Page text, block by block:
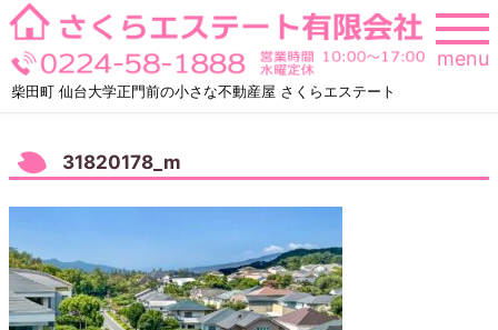
Skip
to
content
柴田町 仙台大学正門前の小さな不動産屋 さくらエステート
menu
31820178_m